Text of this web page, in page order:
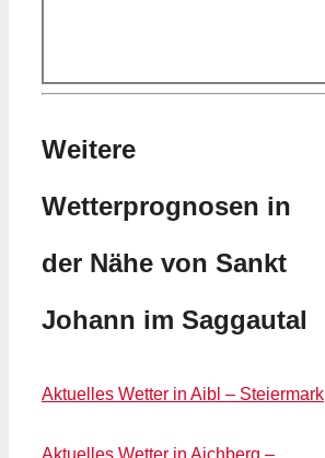
Weitere
Wetterprognosen in
der Nähe von Sankt
Johann im Saggautal
Aktuelles Wetter in Aibl – Steiermark
Aktuelles Wetter in Aichberg –